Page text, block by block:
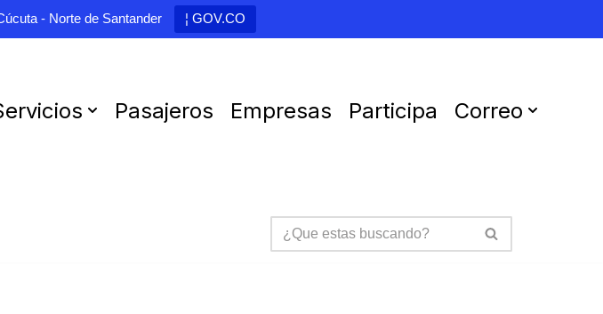
- Norte de Santander ¦ GOV.CO
Pasajeros Empresas Participa
Correo